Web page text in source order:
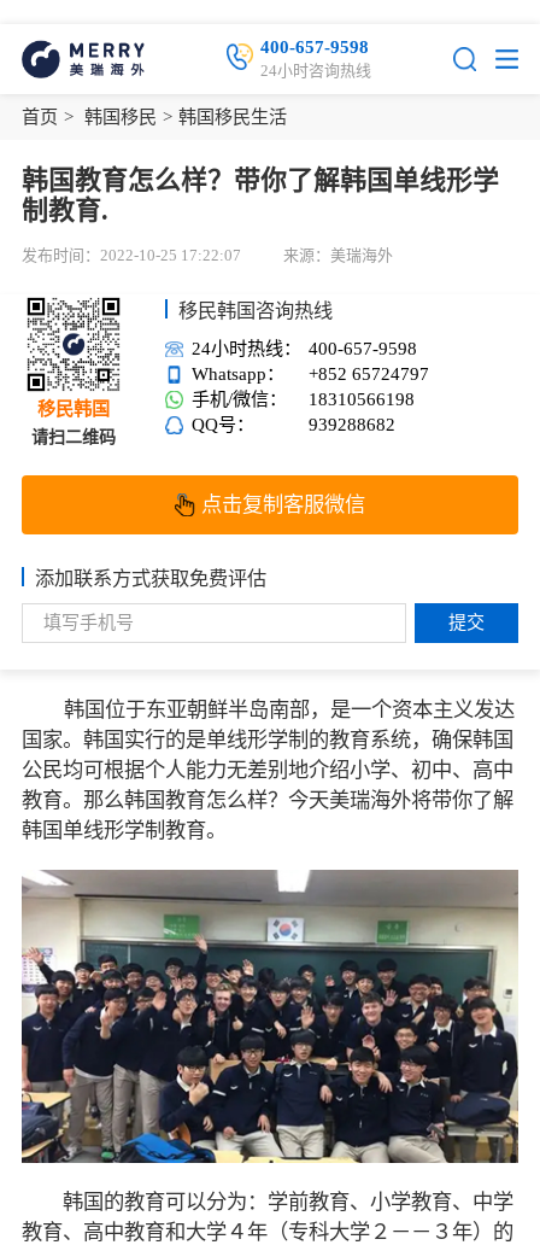
400-657-9598
24小时咨询热线
首页 > 韩国移民 > 韩国移民生活
韩国教育怎么样？带你了解韩国单线形学
制教育.
发布时间：2022-10-25 17:22:07 来源：美瑞海外
移民韩国
请扫二维码
移民韩国咨询热线
24小时热线：
400-657-9598
Whatsapp：
+852 65724797
手机/微信：
18310566198
QQ号：
939288682
点击复制客服微信
添加联系方式获取免费评估
提交
韩国位于东亚朝鲜半岛南部，是一个资本主义发达
国家。韩国实行的是单线形学制的教育系统，确保韩国
公民均可根据个人能力无差别地介绍小学、初中、高中
教育。那么韩国教育怎么样？今天美瑞海外将带你了解
韩国单线形学制教育。
韩国的教育可以分为：学前教育、小学教育、中学
教育、高中教育和大学４年（专科大学２－－３年）的